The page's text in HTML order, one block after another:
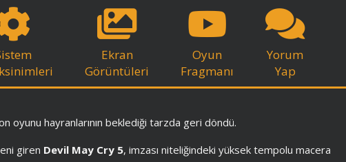
Ekran
Görüntüleri
Oyun
Fragmanı
Yorum
Yap
oyunu hayranlarının beklediği tarzda geri döndü.
giren Devil May Cry 5, imzası niteliğindeki yüksek tempolu macera